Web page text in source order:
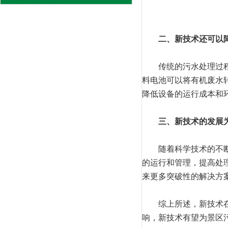
二、新技术还可以
传统的污水处理过程
料电池可以将有机废水
降低设备的运行成本和
三、新技术的发展
随着科学技术的不断
的运行和管理，提高处
来更多突破性的解决方
综上所述，新技术在
响，新技术有望为景区